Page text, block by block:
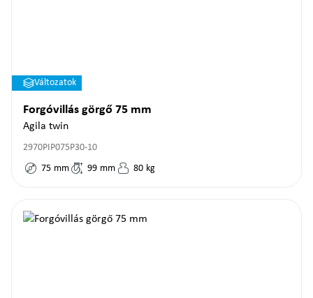
Változatok
Forgóvillás görgő 75 mm
Agila twin
2970PIP075P30-10
75 mm 99 mm 80 kg